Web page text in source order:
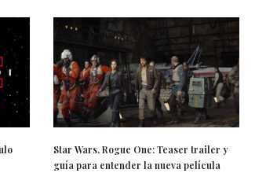
Star Wars, Rogue One: Teaser trailer y
guía para entender la nueva película